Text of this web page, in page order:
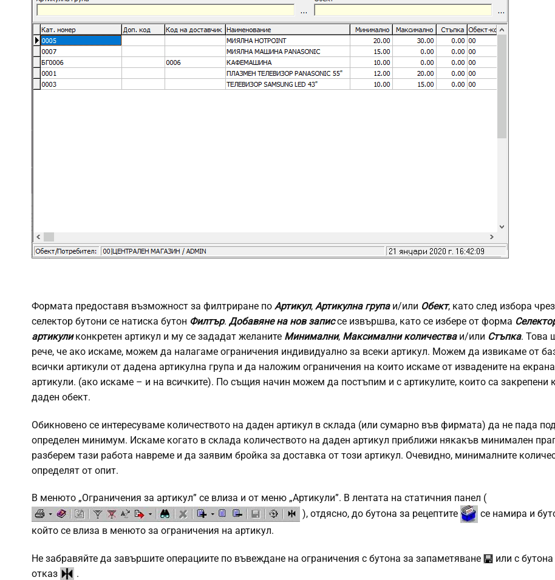
Формата предоставя възможност за филтриране по Артикул, Артикулна групаи/или Обект, като след избора чрез
селектор бутони се натиска бутон Филтър. Добавяне на нов записсе извършва, като се избере от форма
артикуликонкретен артикул и му се зададат желаните Минимални, Максимални количестваи/или Стъпка. Това
рече, че ако искаме, можем да налагаме ограничения индивидуално за всеки артикул. Можем да извикаме от
всички артикули от дадена артикулна група и да наложим ограничения на които искаме от извадените на екрана
артикули. (ако искаме – и на всичките). По същия начин можем да постъпим и с артикулите, които са закрепени
даден обект.
Обикновено се интересуваме количеството на даден артикул в склада (или сумарно във фирмата) да не пада под
определен минимум. Искаме когато в склада количеството на даден артикул приближи някакъв минимален
разберем тази работа навреме и да заявим бройка за доставка от този артикул. Очевидно, минималните
определят от опит.
В менюто „Ограничения за артикул” се влиза и от меню „Артикули”. В лентата на статичния панел (
), отдясно, до бутона за рецептите
се намира и
който се влиза в менюто за ограничения на артикул.
Не забравяйте да завършите операциите по въвеждане на ограничения с бутона за запаметяване
или с бутона
отказ
.